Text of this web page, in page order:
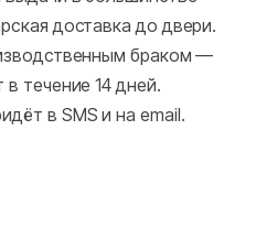
доставка до двери.
браком —
течение 14 дней.
в SMS и на email.